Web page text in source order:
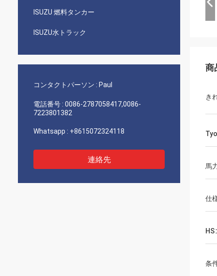
ISUZU 燃料タンカー
ISUZU水トラック
コンタクトパーソン : Paul
電話番号 : 0086-2787058417,0086-
7223801382
Whatsapp : +8615072324118
連絡先
商
き
馬
仕
HS
条